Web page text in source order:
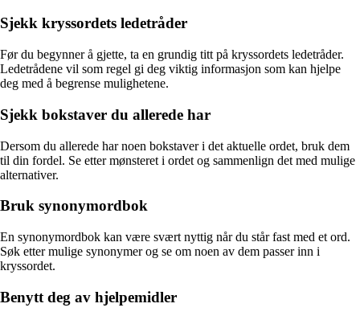
Sjekk kryssordets ledetråder
Før du begynner å gjette, ta en grundig titt på kryssordets ledetråder.
Ledetrådene vil som regel gi deg viktig informasjon som kan hjelpe
deg med å begrense mulighetene.
Sjekk bokstaver du allerede har
Dersom du allerede har noen bokstaver i det aktuelle ordet, bruk dem
til din fordel. Se etter mønsteret i ordet og sammenlign det med mulige
alternativer.
Bruk synonymordbok
En synonymordbok kan være svært nyttig når du står fast med et ord.
Søk etter mulige synonymer og se om noen av dem passer inn i
kryssordet.
Benytt deg av hjelpemidler